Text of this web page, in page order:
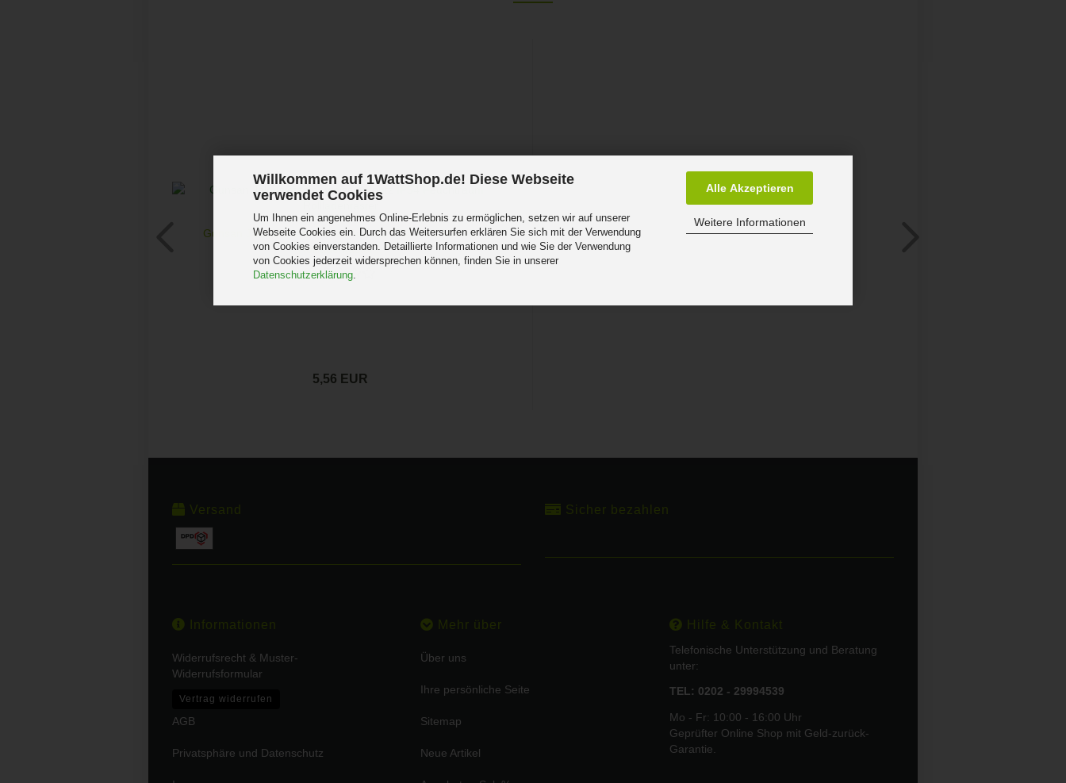
Willkommen auf 1WattShop.de! Diese Webseite
verwendet Cookies
Um Ihnen ein angenehmes Online-Erlebnis zu ermöglichen, setzen wir auf unserer
Webseite Cookies ein. Durch das Weitersurfen erklären Sie sich mit der Verwendung
von Cookies einverstanden. Detaillierte Informationen und wie Sie der Verwendung
von Cookies jederzeit widersprechen können, finden Sie in unserer
Datenschutzerklärung.
Alle Akzeptieren
Weitere Informationen
Gunsan Jalousietaster weiss Aufputz IP54 Feuchtraum
Rollladentaster...
5,56 EUR
Versand Sicher bezahlen
Informationen
Widerrufsrecht & Muster-
Widerrufsformular
Vertrag widerrufen
AGB
Privatsphäre und Datenschutz
Mehr über
Über uns
Ihre persönliche Seite
Sitemap
Neue Artikel
Hilfe & Kontakt
Telefonische Unterstützung und Beratung
unter:
TEL: 0202 - 29994539
Mo - Fr: 10:00 - 16:00 Uhr
Geprüfter Online Shop mit Geld-zurück-
Garantie.